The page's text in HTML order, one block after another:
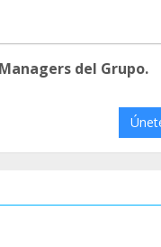
del Grupo.